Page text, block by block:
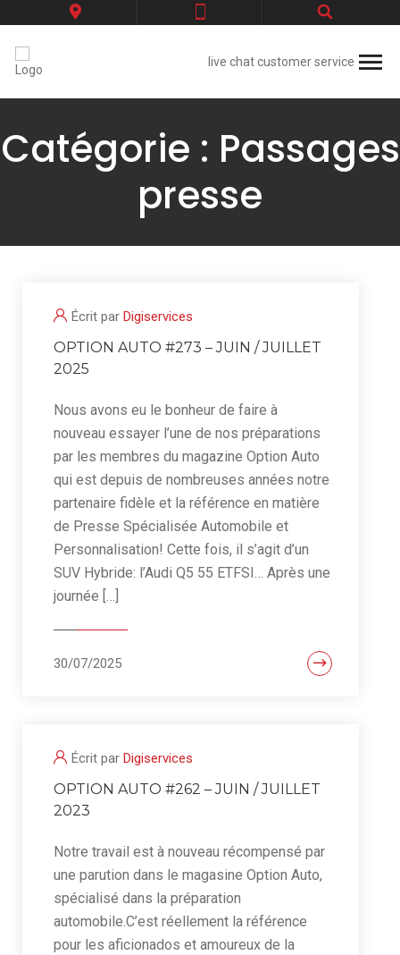
live chat customer service
Catégorie : Passages
presse
Écrit par Digiservices
OPTION AUTO #273 – JUIN / JUILLET
2025
Nous avons eu le bonheur de faire à
nouveau essayer l’une de nos préparations
par les membres du magazine Option Auto
qui est depuis de nombreuses années notre
partenaire fidèle et la référence en matière
de Presse Spécialisée Automobile et
Personnalisation! Cette fois, il s’agit d’un
SUV Hybride: l’Audi Q5 55 ETFSI… Après une
journée […]
30/07/2025
Écrit par Digiservices
OPTION AUTO #262 – JUIN / JUILLET
2023
Notre travail est à nouveau récompensé par
une parution dans le magasine Option Auto,
spécialisé dans la préparation
automobile.C’est réellement la référence
pour les aficionados et amoureux de la